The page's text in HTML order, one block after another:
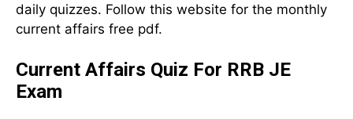
daily quizzes. Follow this website for the monthly
current affairs free pdf.
Current Affairs Quiz For RRB JE
Exam